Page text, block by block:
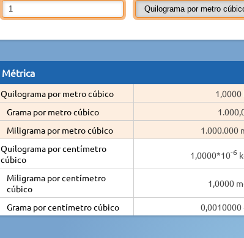
Métrica
Quilograma por metro cúbico
1,0000
Grama por metro cúbico
Miligrama por metro cúbico
1.000.000
Quilograma por centímetro
cúbico
1,0000*10-6
Miligrama por centímetro
cúbico
1,0000
Grama por centímetro cúbico 0,0010000